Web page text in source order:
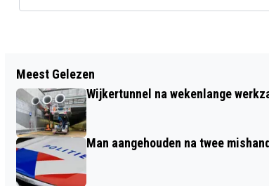
KEUKENHOF EN ROTARY PLANTEN
POLIO NOW TULP
Meest Gelezen
Wijkertunnel na wekenlange
Man aangehouden na twee